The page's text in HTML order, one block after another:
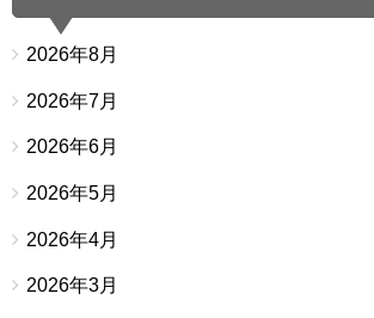
2026年8月
2026年7月
2026年6月
2026年5月
2026年4月
2026年3月